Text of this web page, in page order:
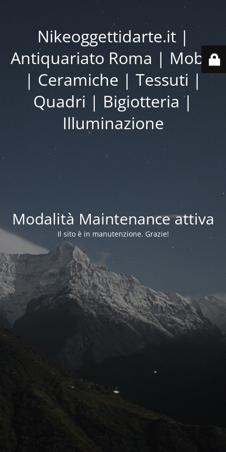
Nikeoggettidarte.it |
Antiquariato Roma | Mobili
| Ceramiche | Tessuti |
Quadri | Bigiotteria |
Illuminazione
Modalità Maintenance attiva
Il sito è in manutenzione. Grazie!